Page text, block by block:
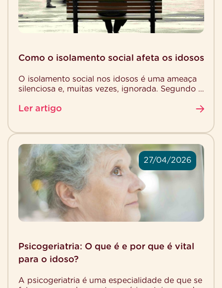
Como o isolamento social afeta os idosos
O isolamento social nos idosos é uma ameaça
silenciosa e, muitas vezes, ignorada. Segundo a
idosos […]
Ler artigo
27/04/2026
Psicogeriatria: O que é e por que é vital
para o idoso?
A psicogeriatria é uma especialidade de que se